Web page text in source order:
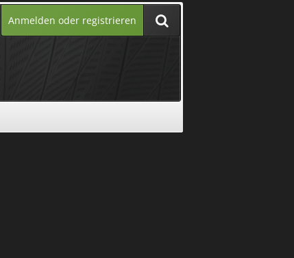
Anmelden oder registrieren